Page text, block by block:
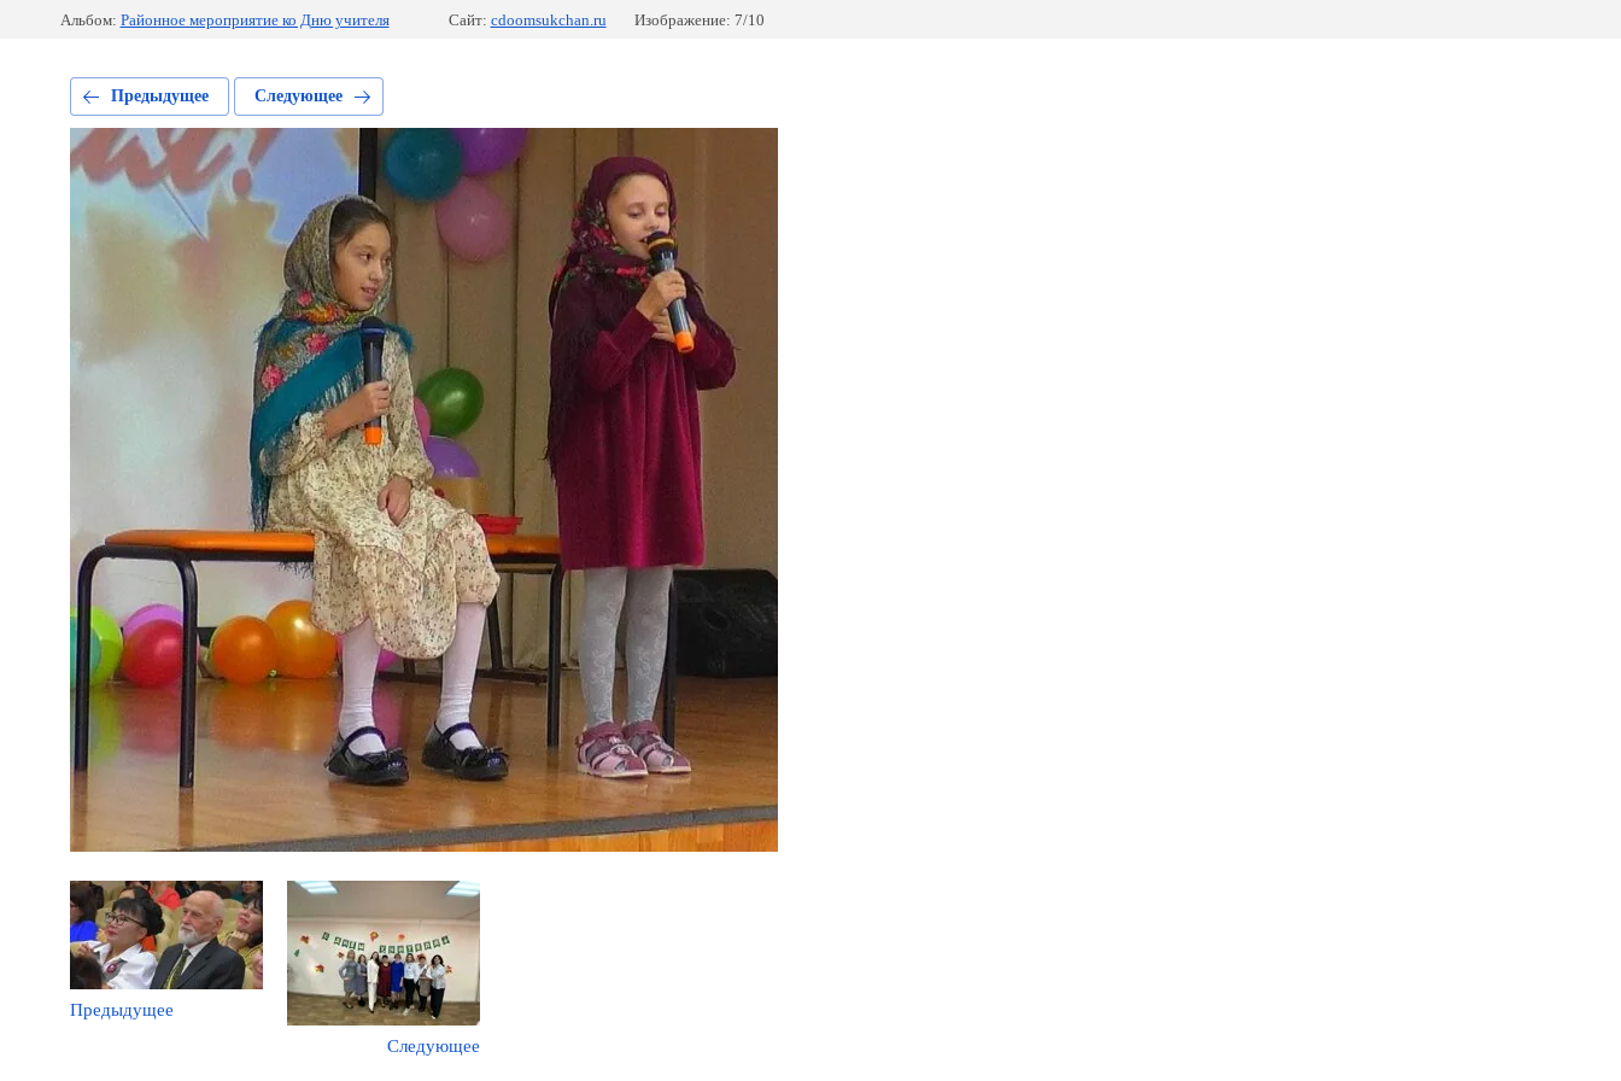
Альбом: Районное мероприятие ко Дню учителя Сайт: cdoomsukchan.ru Изображение: 7/10
Предыдущее Следующее
Предыдущее
Следующее